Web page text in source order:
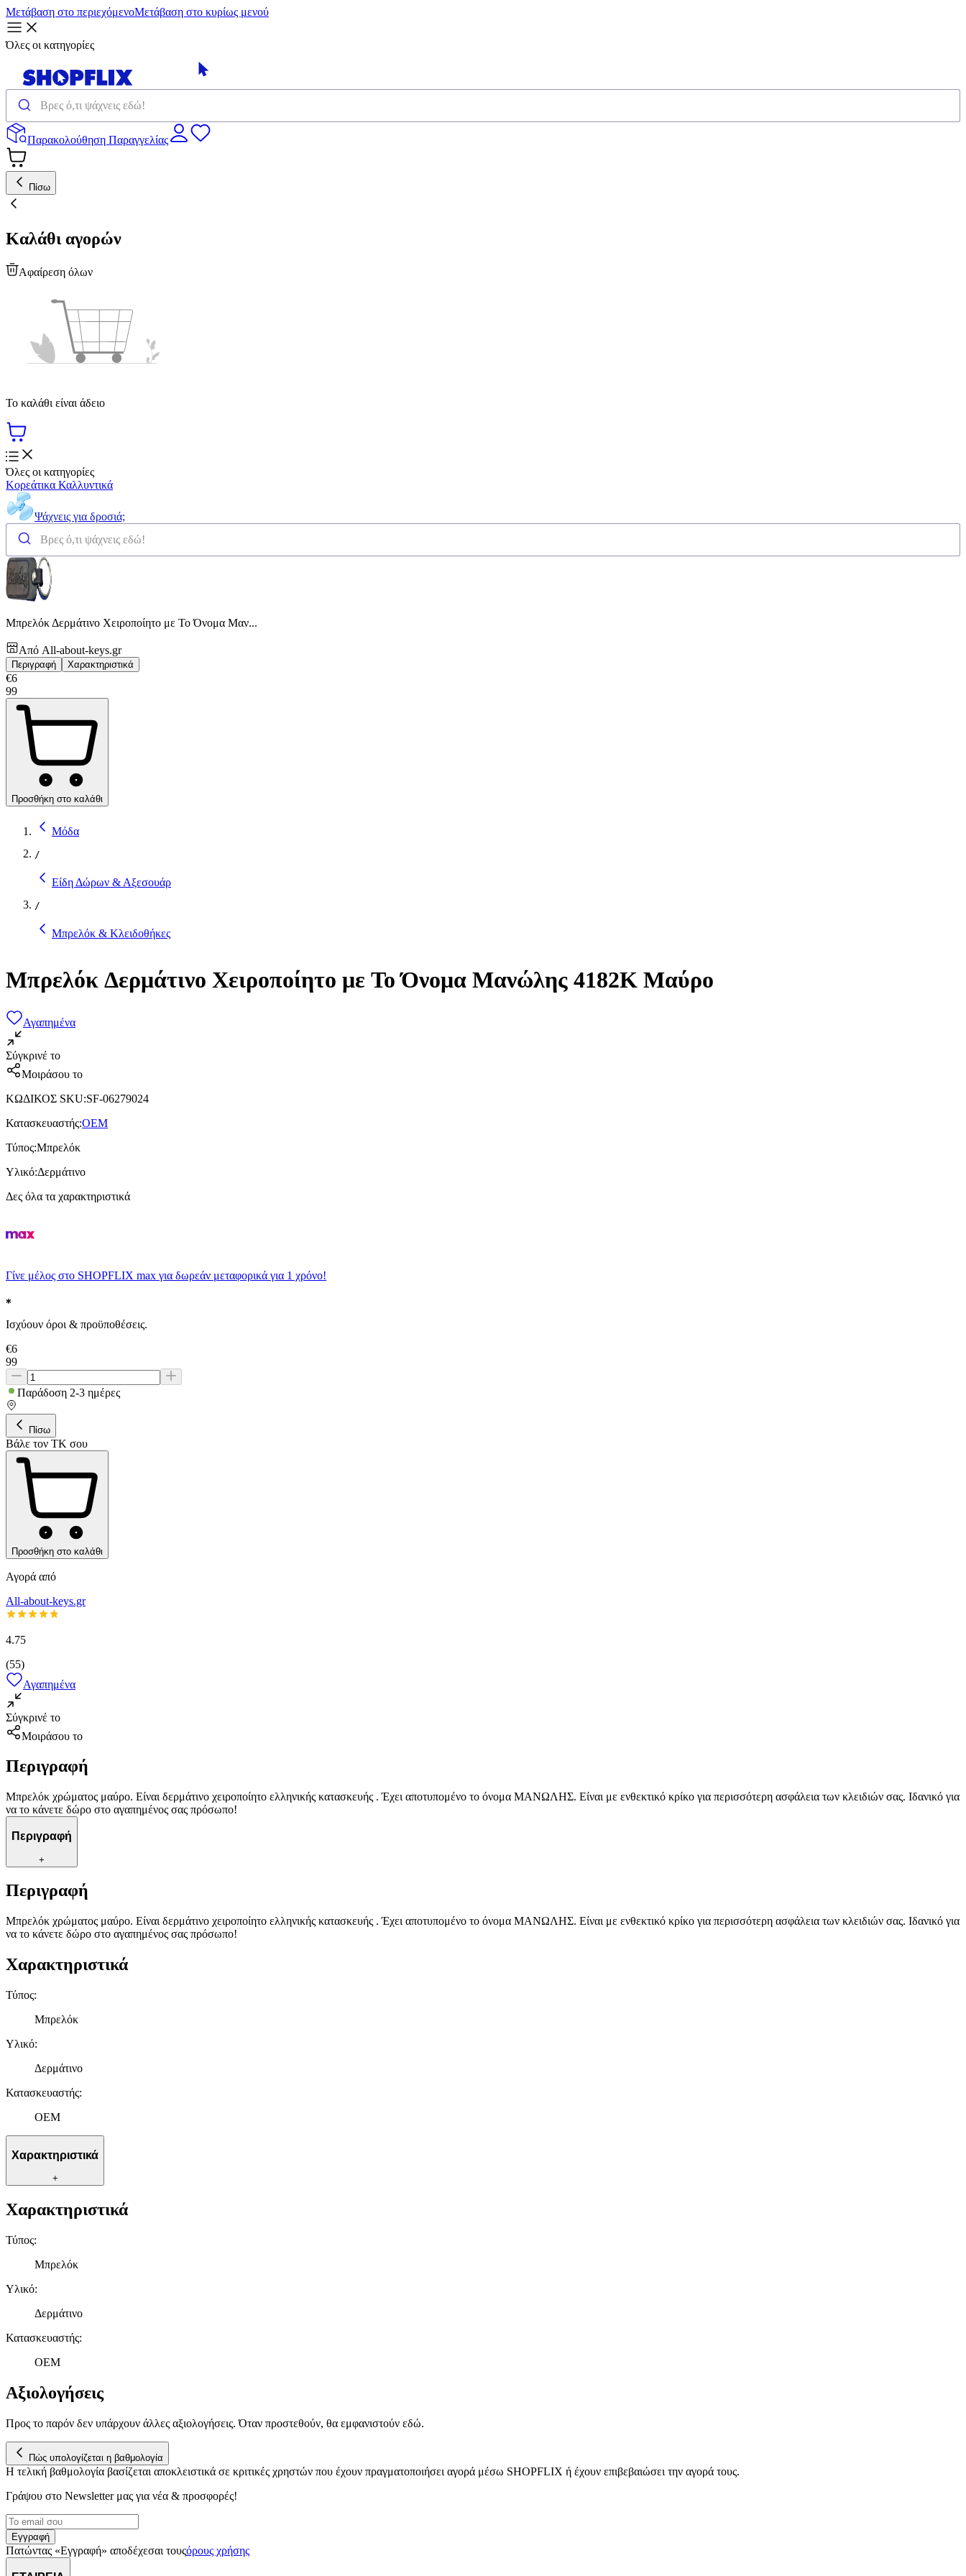
Μετάβαση στο περιεχόμενοΜετάβαση στο κυρίως μενού
Όλες οι κατηγορίες
Παρακολούθηση Παραγγελίας
Πίσω
Καλάθι αγορών
Αφαίρεση όλων
Το καλάθι είναι άδειο
Όλες οι κατηγορίες
Κορεάτικα Καλλυντικά
Ψάχνεις για δροσιά;
Μπρελόκ Δερμάτινο Χειροποίητο με Το Όνομα Μαν...
Από All-about-keys.gr
Περιγραφή Χαρακτηριστικά
€6
99
Προσθήκη στο καλάθι
Μόδα
/
Είδη Δώρων & Αξεσουάρ
/
Μπρελόκ & Κλειδοθήκες
Μπρελόκ Δερμάτινο Χειροποίητο με Το Όνομα Μανώλης 4182K Μαύρο
Αγαπημένα
Σύγκρινέ το
Μοιράσου το
ΚΩΔΙΚΟΣ SKU:SF-06279024
Κατασκευαστής:OEM
Τύπος:Μπρελόκ
Υλικό:Δερμάτινο
Δες όλα τα χαρακτηριστικά
Γίνε μέλος στο SHOPFLIX max για δωρεάν μεταφορικά για 1 χρόνο!
Ισχύουν όροι & προϋποθέσεις.
€6
99
Παράδοση 2-3 ημέρες
Πίσω
Βάλε τον ΤΚ σου
Προσθήκη στο καλάθι
Αγορά από
All-about-keys.gr
4.75
(55)
Αγαπημένα
Σύγκρινέ το
Μοιράσου το
Περιγραφή
Μπρελόκ χρώματος μαύρο. Είναι δερμάτινο χειροποίητο ελληνικής κατασκευής . Έχει αποτυπομένο το όνομα ΜΑΝΩΛΗΣ. Είναι με ενθεκτικό κρίκο για περισσότερη ασφάλεια των κλειδιών σας. Ιδανικό για
να το κάνετε δώρο στο αγαπημένος σας πρόσωπο!
Περιγραφή
+
Περιγραφή
Μπρελόκ χρώματος μαύρο. Είναι δερμάτινο χειροποίητο ελληνικής κατασκευής . Έχει αποτυπομένο το όνομα ΜΑΝΩΛΗΣ. Είναι με ενθεκτικό κρίκο για περισσότερη ασφάλεια των κλειδιών σας. Ιδανικό για
να το κάνετε δώρο στο αγαπημένος σας πρόσωπο!
Χαρακτηριστικά
Τύπος:
Μπρελόκ
Υλικό:
Δερμάτινο
Κατασκευαστής:
OEM
Χαρακτηριστικά
+
Χαρακτηριστικά
Τύπος:
Μπρελόκ
Υλικό:
Δερμάτινο
Κατασκευαστής:
OEM
Αξιολογήσεις
Προς το παρόν δεν υπάρχουν άλλες αξιολογήσεις. Όταν προστεθούν, θα εμφανιστούν εδώ.
Πώς υπολογίζεται η βαθμολογία
Η τελική βαθμολογία βασίζεται αποκλειστικά σε κριτικές χρηστών που έχουν πραγματοποιήσει αγορά μέσω SHOPFLIX ή έχουν επιβεβαιώσει την αγορά τους.
Γράψου στο Νewsletter μας για νέα & προσφορές!
Εγγραφή
Πατώντας «Εγγραφή» αποδέχεσαι τουςόρους χρήσης